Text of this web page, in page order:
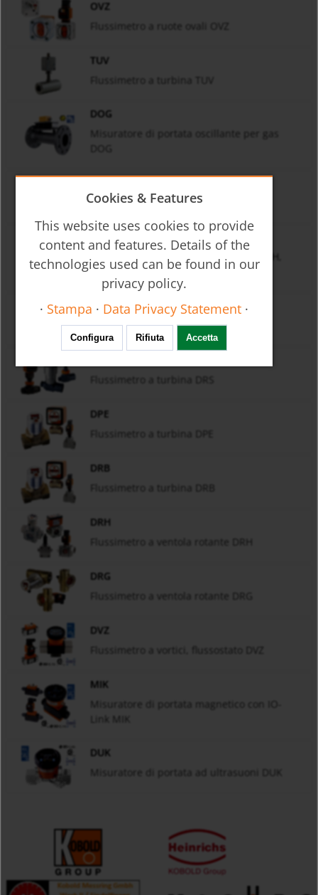
OVZ
Flussimetro a ruote ovali OVZ
TUV
Flussimetro a turbina TUV
DOG
Misuratore di portata oscillante per gas
Flussimetro a ruote dentate DZR
OMG/OMH/OMS
Flussimetro a vite elicoidale OMG, OMH,
OMS
OME
Flussimetro a fuso elicoidale OME
DPE
DRB
DRH
Flussimetro a ventola rotante DRH
DRG
Flussimetro a ventola rotante DRG
DVZ
Flussimetro a vortici, flussostato DVZ
MIK
Misuratore di portata magnetico con IO-
Link MIK
DUK
Misuratore di portata ad ultrasuoni DUK
Cookies & Features
This website uses cookies to provide
content and features. Details of the
technologies used can be found in our
privacy policy.
· Stampa · Data Privacy Statement ·
Configura Rifiuta Accetta